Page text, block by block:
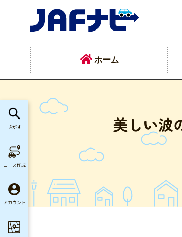
ホーム
美しい波
さがす
コース作成
アカウント